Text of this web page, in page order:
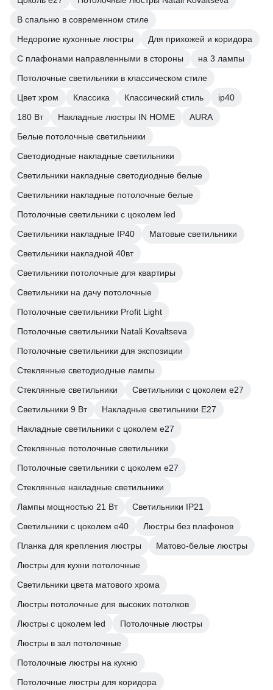
В спальню в современном стиле
Недорогие кухонные люстры
Для прихожей и коридора
С плафонами направленными в стороны
на 3 лампы
Потолочные светильники в классическом стиле
Цвет хром
Классика Классический стиль
ip40
180 Вт
Накладные люстры IN HOME
AURA
Белые потолочные светильники
Светодиодные накладные светильники
Светильники накладные светодиодные белые
Светильники накладные потолочные белые
Потолочные светильники с цоколем led
Светильники накладные IP40
Матовые светильники
Светильники накладной 40вт
Светильники потолочные для квартиры
Светильники на дачу потолочные
Потолочные светильники Profit Light
Потолочные светильники Natali Kovaltseva
Потолочные светильники для экспозиции
Стеклянные светодиодные лампы
Стеклянные светильники
Светильники с цоколем e27
Светильники 9 Вт
Накладные светильники E27
Накладные светильники с цоколем e27
Стеклянные потолочные светильники
Потолочные светильники с цоколем e27
Стеклянные накладные светильники
Лампы мощностью 21 Вт
Светильники IP21
Светильники с цоколем e40
Люстры без плафонов
Планка для крепления люстры
Матово-белые люстры
Люстры для кухни потолочные
Светильники цвета матового хрома
Люстры потолочные для высоких потолков
Люстры с цоколем led
Потолочные люстры
Люстры в зал потолочные
Потолочные люстры на кухню
Потолочные люстры для коридора